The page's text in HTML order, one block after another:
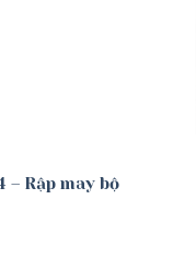
– Rập may bộ